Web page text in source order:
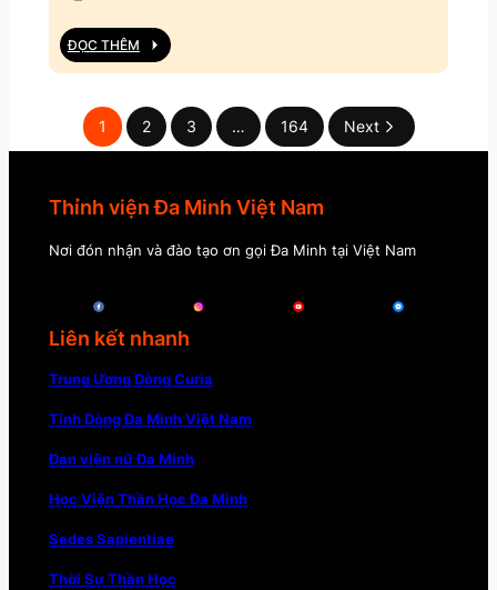
ĐỌC THÊM
1 2 3 … 164 Next
Thỉnh viện Đa Minh Việt Nam
Nơi đón nhận và đào tạo ơn gọi Đa Minh tại Việt Nam
Liên kết nhanh
Trung Ương Dòng Curia
Tỉnh Dòng Đa Minh Việt Nam
Đan viện nữ Đa Minh
Học Viện Thần Học Đa Minh
Sedes Sapientiae
Thời Sự Thần Học